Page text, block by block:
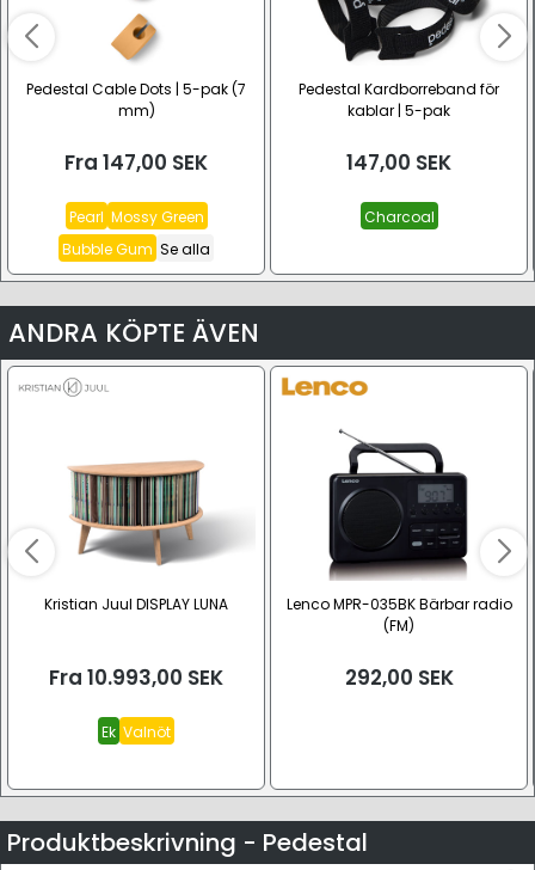
Pedestal Cable Dots | 5-pak (7
mm)
Fra 147,00 SEK
Pearl Mossy Green
Bubble Gum Se alla
Pedestal Kardborreband för
kablar | 5-pak
147,00 SEK
Charcoal
ANDRA KÖPTE ÄVEN
Kristian Juul DISPLAY LUNA
Fra 10.993,00 SEK
Ek Valnöt
Lenco MPR-035BK Bärbar radio
(FM)
292,00 SEK
Produktbeskrivning - Pedestal